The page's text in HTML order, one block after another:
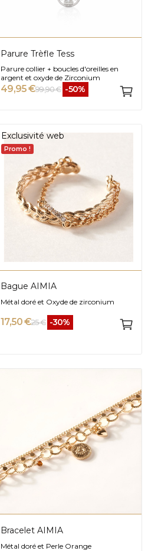
Parure Trèfle Tess
Parure collier + boucles d'oreilles en
argent et oxyde de Zirconium
49,95 €99,90 € -50%
Exclusivité web
Promo !
Bague AIMIA
Métal doré et Oxyde de zirconium
17,50 €25 € -30%
Bracelet AIMIA
Métal doré et Perle Orange